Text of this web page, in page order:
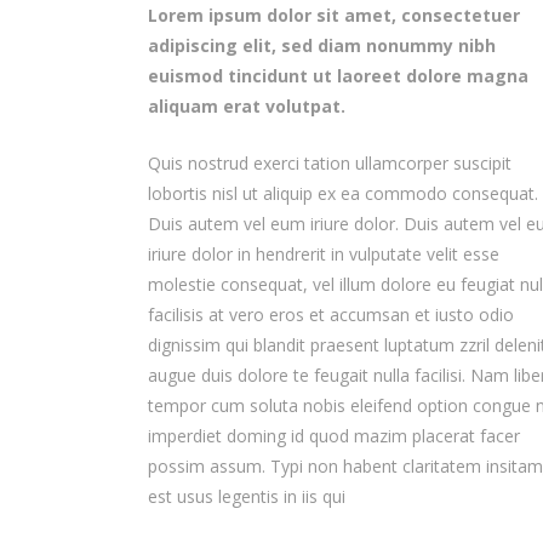
Lorem ipsum dolor sit amet, consectetuer
adipiscing elit, sed diam nonummy nibh
euismod tincidunt ut laoreet dolore magna
aliquam erat volutpat.
Quis nostrud exerci tation ullamcorper suscipit
lobortis nisl ut aliquip ex ea commodo consequat.
Duis autem vel eum iriure dolor. Duis autem vel
iriure dolor in hendrerit in vulputate velit esse
molestie consequat, vel illum dolore eu feugiat
facilisis at vero eros et accumsan et iusto odio
dignissim qui blandit praesent luptatum zzril
augue duis dolore te feugait nulla facilisi. Nam
tempor cum soluta nobis eleifend option congue
imperdiet doming id quod mazim placerat facer
possim assum. Typi non habent claritatem
est usus legentis in iis qui